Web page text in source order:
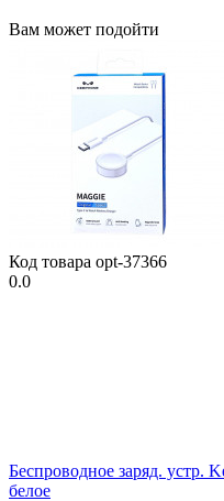
Вам может подойти
Код товара opt-37366
0.0
Беспроводное заряд. устр.
белое